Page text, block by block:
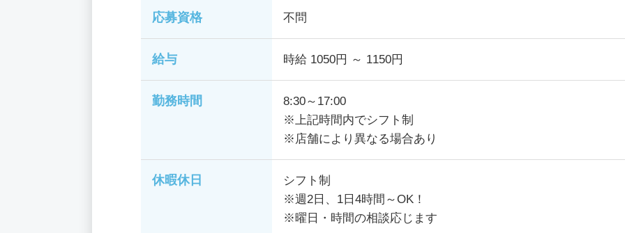
応募資格 不問
給与 時給 1050円 ～ 1150円
勤務時間
8:30～17:00
※上記時間内でシフト制
※店舗により異なる場合あり
休暇休日
シフト制
※週2日、1日4時間～OK！
※曜日・時間の相談応じます